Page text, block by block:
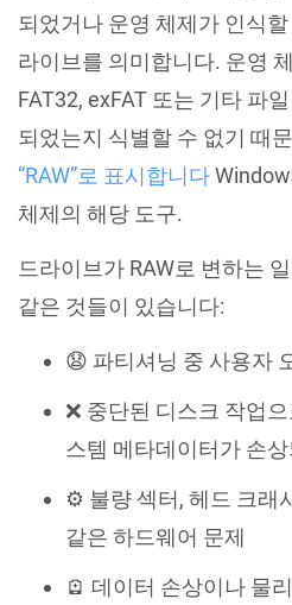
되었거나 운영 체제가 인식
라이브를 의미합니다. 운영
FAT32, exFAT 또는 기타 파
되었는지 식별할 수 없기 때
“RAW”로 표시합니다
체제의 해당 도구.
드라이브가 RAW로 변하는
같은 것들이 있습니다:
😧 파티셔닝 중 사용자
❌ 중단된 디스크 작업
스템 메타데이터가 손
⚙️ 불량 섹터, 헤드 크래
같은 하드웨어 문제
🪫 데이터 손상이나 물